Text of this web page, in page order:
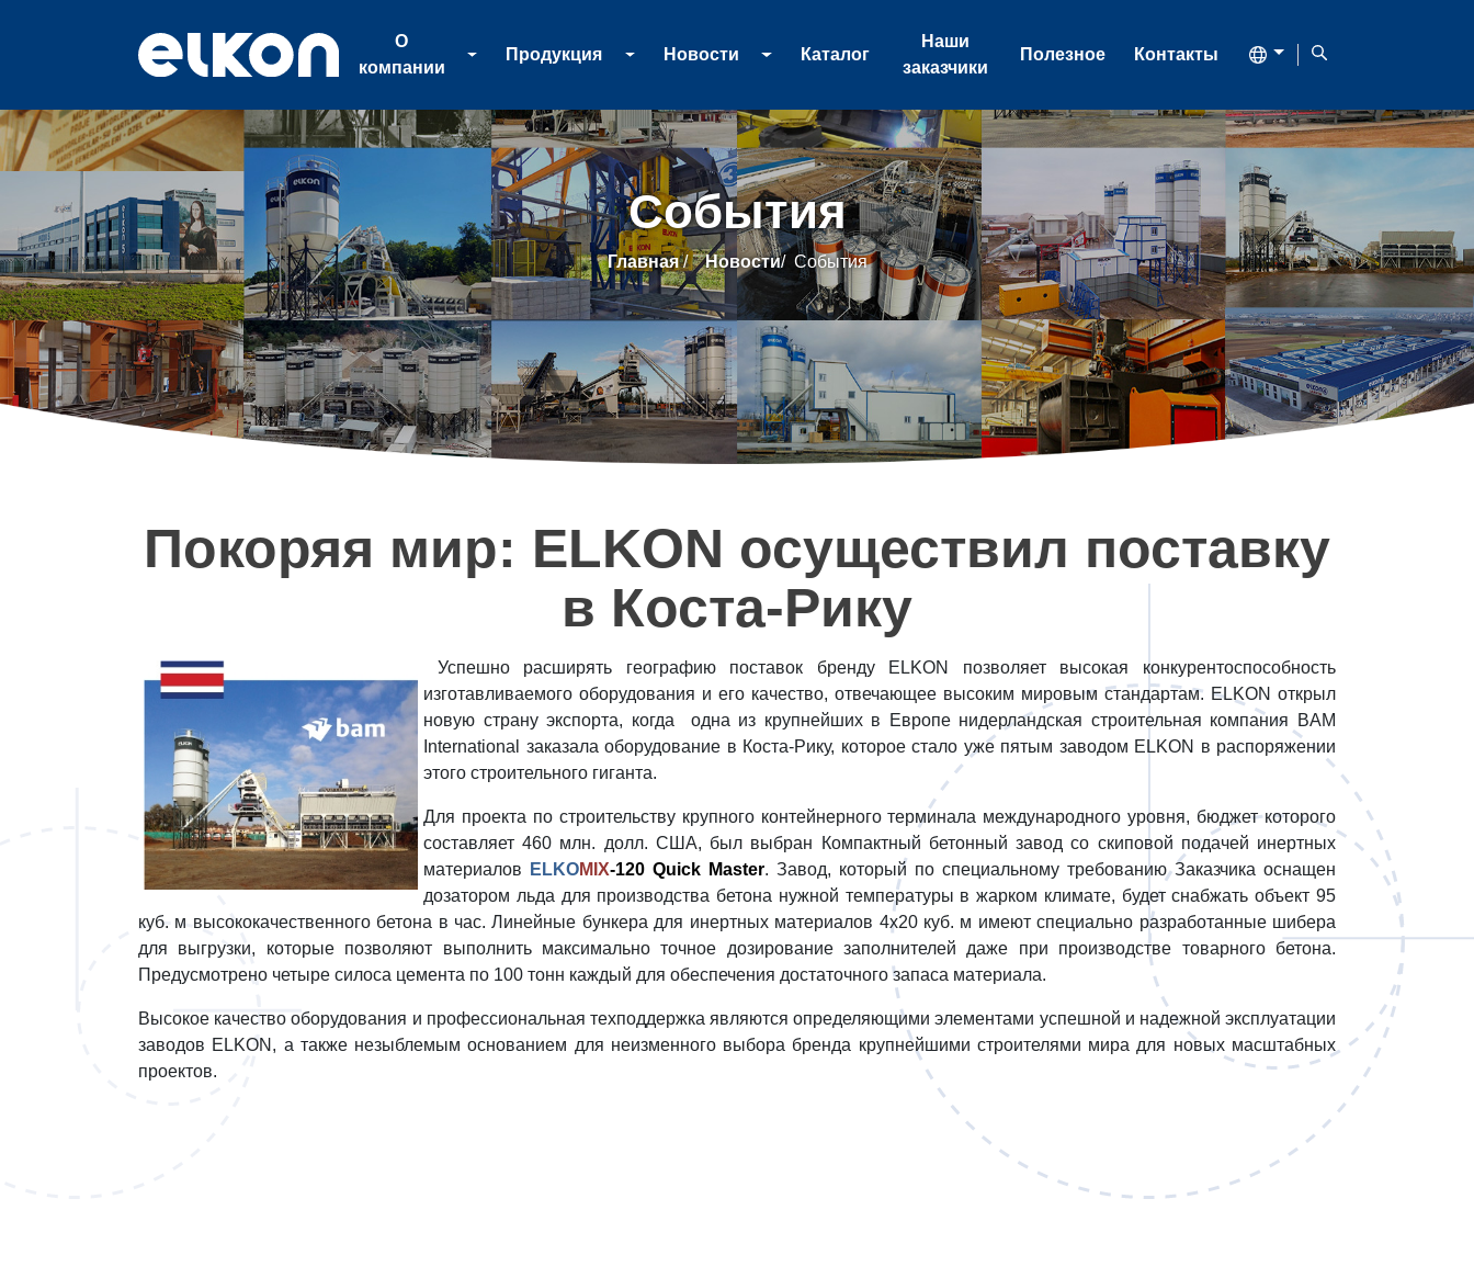
О
компании
Продукция
Новости
Каталог
заказчики
Контакты
О
компании
Продукция Новости Каталог
Наши
заказчики
Полезное Контакты
События
Главная/ Новости/ События
Покоряя мир: ELKON осуществил поставку
в Коста-Рику
Успешно расширять географию поставок бренду ELKON позволяет высокая конкурентоспособность
изготавливаемого оборудования и его качество, отвечающее высоким мировым стандартам. ELKON открыл
новую страну экспорта, когда одна из крупнейших в Европе нидерландская строительная компания BAM
International заказала оборудование в Коста-Рику, которое стало уже пятым заводом ELKON в распоряжении
этого строительного гиганта.
Для проекта по строительству крупного контейнерного терминала международного уровня, бюджет которого
составляет 460 млн. долл. США, был выбран Компактный бетонный завод со скиповой подачей инертных
материалов
ELKOMIX-120 Quick Master. Завод, который по специальному требованию Заказчика оснащен
дозатором льда для производства бетона нужной температуры в жарком климате, будет снабжать объект 95
куб. м высококачественного бетона в час. Линейные бункера для инертных материалов 4х20 куб. м имеют специально разработанные шибера
для выгрузки, которые позволяют выполнить максимально точное дозирование заполнителей даже при производстве товарного бетона.
Предусмотрено четыре силоса цемента по 100 тонн каждый для обеспечения достаточного запаса материала.
Высокое качество оборудования и профессиональная техподдержка являются определяющими элементами успешной и надежной эксплуатации
заводов ELKON, а также незыблемым основанием для неизменного выбора бренда крупнейшими строителями мира для новых масштабных
проектов.